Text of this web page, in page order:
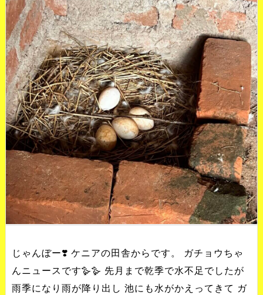
じゃんぼー❣️ ケニアの田舎からです。 ガチョウちゃ
んニュースです🪿🪿 先月まで乾季で水不足でしたが
雨季になり雨が降り出し 池にも水がかえってきて ガ